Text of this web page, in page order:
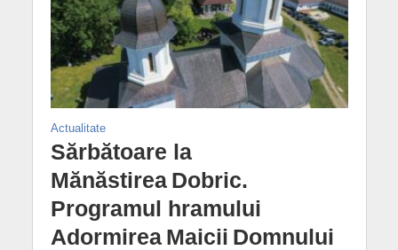
Actualitate
Sărbătoare la
Mănăstirea Dobric.
Programul hramului
Adormirea Maicii Domnului